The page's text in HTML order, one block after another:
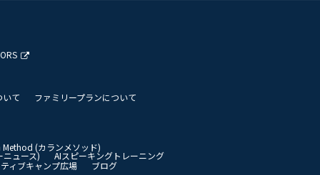
いて ファミリープランについて
Method (カランメソッド)
ニュース)
AIスピーキングトレーニング
ィブキャンプ広場 ブログ